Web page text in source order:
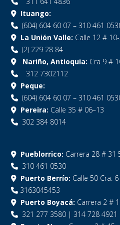
Ituango:
(604) 604 60 07 – 310 461
La Unión Valle: Calle 12 #
(2) 229 28 84
Nariño, Antioquia: Cra 9 #
312 7302112
Peque:
(604) 604 60 07 – 310 461
Pereira: Calle 35 # 06–13
302 384 8014
Pueblorrico: Carrera 28 # 31
310 461 0530
Puerto Berrío: Calle 50 Cra.
3163045453
Puerto Boyacá: Carrera 2 #
321 277 3580 | 314 728 4921